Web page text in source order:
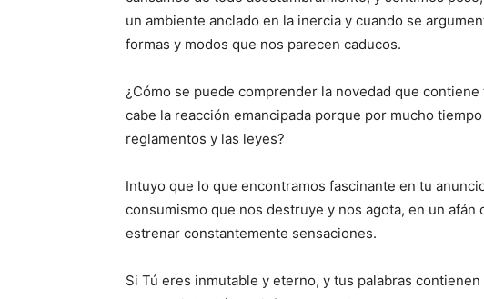
un ambiente anclado en la inercia y cuando se
formas y modos que nos parecen caducos.
¿Cómo se puede comprender la novedad que
cabe la reacción emancipada porque por mucho
reglamentos y las leyes?
Intuyo que lo que encontramos fascinante en tu
consumismo que nos destruye y nos agota, en un
estrenar constantemente sensaciones.
Si Tú eres inmutable y eterno, y tus palabras